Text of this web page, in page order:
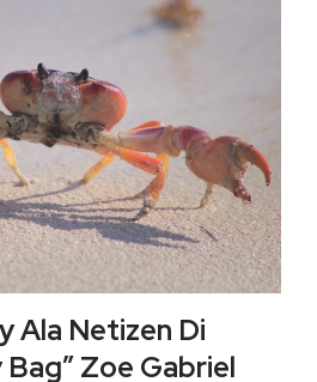
Ala Netizen Di
Bag” Zoe Gabriel